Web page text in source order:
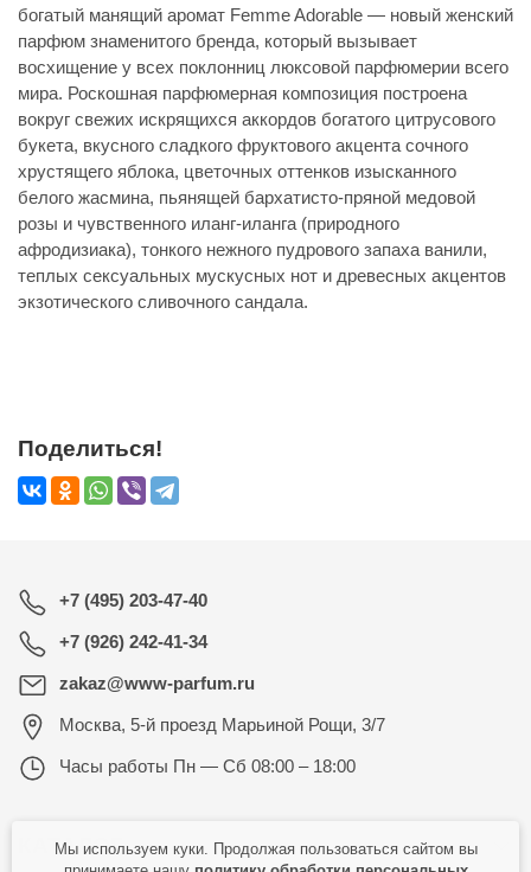
богатый манящий аромат Femme Adorable — новый женский
парфюм знаменитого бренда, который вызывает
восхищение у всех поклонниц люксовой парфюмерии всего
мира. Роскошная парфюмерная композиция построена
вокруг свежих искрящихся аккордов богатого цитрусового
букета, вкусного сладкого фруктового акцента сочного
хрустящего яблока, цветочных оттенков изысканного
белого жасмина, пьянящей бархатисто-пряной медовой
розы и чувственного иланг-иланга (природного
афродизиака), тонкого нежного пудрового запаха ванили,
теплых сексуальных мускусных нот и древесных акцентов
экзотического сливочного сандала.
Поделиться!
+7 (495) 203-47-40
+7 (926) 242-41-34
zakaz@www-parfum.ru
Москва, 5-й проезд Марьиной Рощи, 3/7
Часы работы Пн — Сб 08:00 – 18:00
КАТАЛОГ
Мы используем куки. Продолжая пользоваться сайтом вы